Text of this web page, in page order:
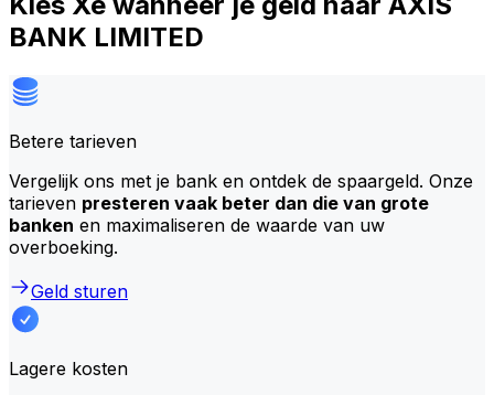
BANK LIMITED
Betere tarieven
Vergelijk ons met je bank en ontdek de spaargeld. Onze
tarieven presteren vaak beter dan die van grote
banken en maximaliseren de waarde van uw
overboeking.
Geld sturen
Lagere kosten